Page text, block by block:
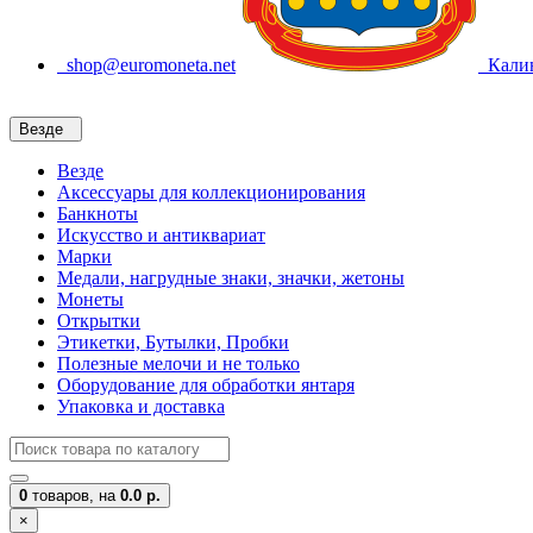
shop@euromoneta.net
Везде
Везде
Аксессуары для коллекционирования
Банкноты
Искусство и антиквариат
Марки
Медали, нагрудные знаки, значки, жетоны
Монеты
Открытки
Этикетки, Бутылки, Пробки
Полезные мелочи и не только
Оборудование для обработки янтаря
Упаковка и доставка
0 товаров, на 0.0 р.
×